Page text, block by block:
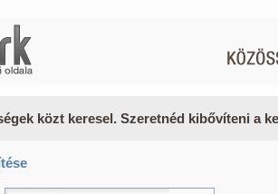
közt keresel. Szeretnéd kibővíteni a